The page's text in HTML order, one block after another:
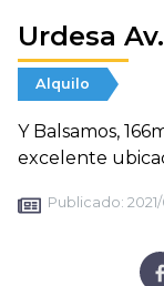
Urdesa
Alquilo
Y Balsamos,
excelente
Publicado: